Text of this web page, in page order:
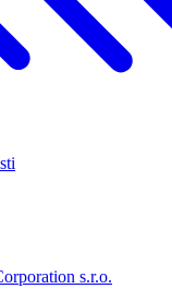
s.r.o.